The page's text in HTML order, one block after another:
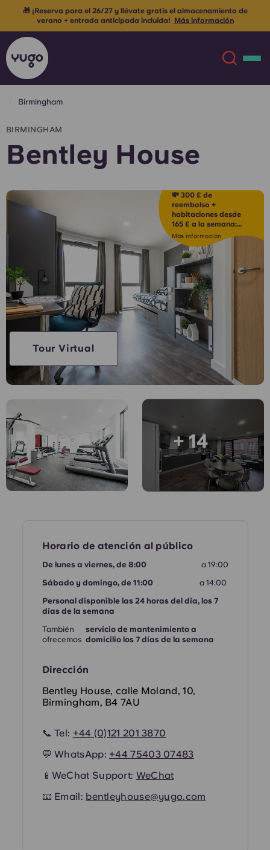
Acerca de
Ubicaciones
Cuenta Idioma
English (GB)
English (US)
Chinese
Español
Català
Deutsch
French
Portuguese
Elige un país
Elige una ciudad
Reserva ahora
English (US)
Chinese Español
Deutsch
Italian French
Portuguese
🎁 ¡Reserva para el 26/27 y llévate gratis el almacenamiento de
verano + entrada anticipada incluida! Más información
Birmingham
BIRMINGHAM
Bentley House
💸 300 £ de
reembolso +
habitaciones desde
165 £ a la semana:
¡haz clic aquí!*
Más información
+ 14
Tour Virtual
Horario de atención al público
De lunes a viernes, de 8:00
a 19:00
Sábado y domingo, de 11:00
a 14:00
Personal disponible las 24 horas del día, los 7
días de la semana
También
ofrecemos
servicio de mantenimiento a
domicilio los 7 días de la semana
Dirección
Bentley House, calle Moland, 10,
Birmingham, B4 7AU
📞 Tel: +44 (0)121 201 3870
💬 WhatsApp: +4475403 07483
📱 WeChat Support: WeChat
📧 Email: bentleyhouse@yugo.com